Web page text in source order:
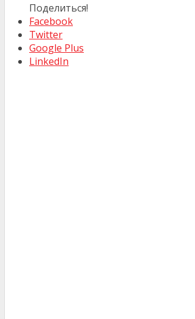
Поделиться!
Facebook
Twitter
Google Plus
LinkedIn